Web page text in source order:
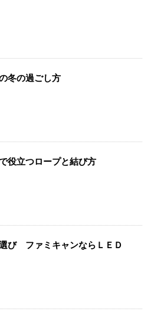
冬の過ごし方
役立つロープと結び方
び ファミキャンならＬＥＤ